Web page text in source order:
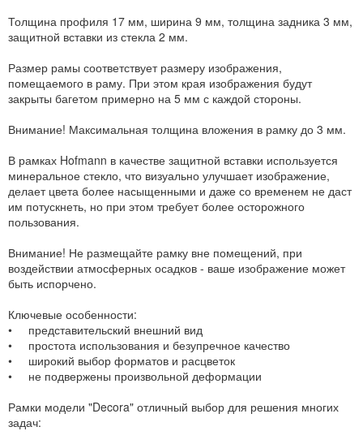
Толщина профиля 17 мм, ширина 9 мм, толщина задника 3 мм,
защитной вставки из стекла 2 мм.
Размер рамы соответствует размеру изображения,
помещаемого в раму. При этом края изображения будут
закрыты багетом примерно на 5 мм с каждой стороны.
Внимание! Максимальная толщина вложения в рамку до 3 мм.
В рамках Hofmann в качестве защитной вставки используется
минеральное стекло, что визуально улучшает изображение,
делает цвета более насыщенными и даже со временем не даст
им потускнеть, но при этом требует более осторожного
пользования.
Внимание! Не размещайте рамку вне помещений, при
воздействии атмосферных осадков - ваше изображение может
быть испорчено.
Ключевые особенности:
• представительский внешний вид
• простота использования и безупречное качество
• широкий выбор форматов и расцветок
• не подвержены произвольной деформации
Рамки модели "Decora" отличный выбор для решения многих
задач: